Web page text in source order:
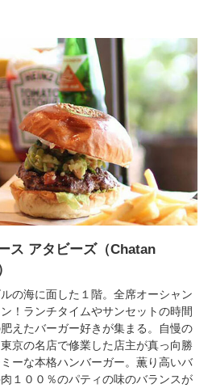
ス アタビーズ（Chatan
の海に面した１階。全席オーシャン
！ランチタイムやサンセットの時間
えたバーガー好きが集まる。自慢の
京の名店で修業した店主が真っ向勝
ーな本格ハンバーガー。薫り高いバ
１００％のパティの味のバランスが